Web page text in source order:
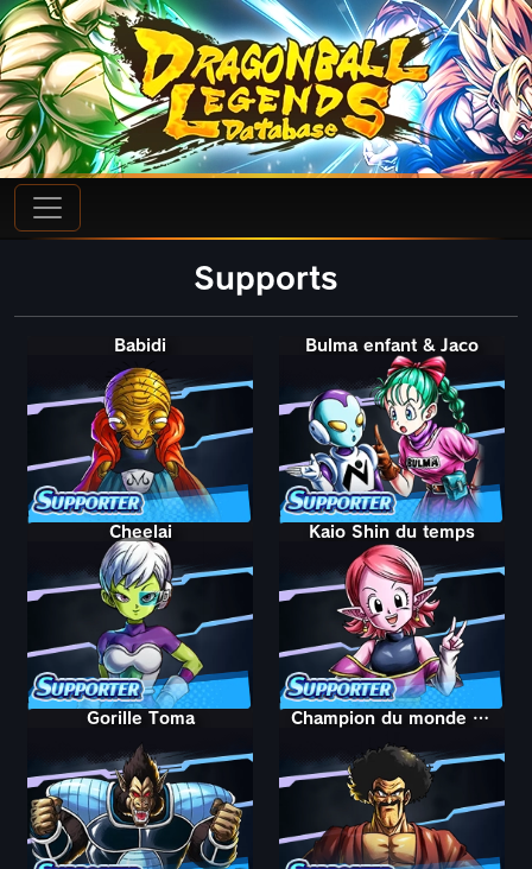
Supports
Babidi Bulma enfant & Jaco
Cheelai Kaio Shin du temps
Gorille Toma Champion du monde M. Satan